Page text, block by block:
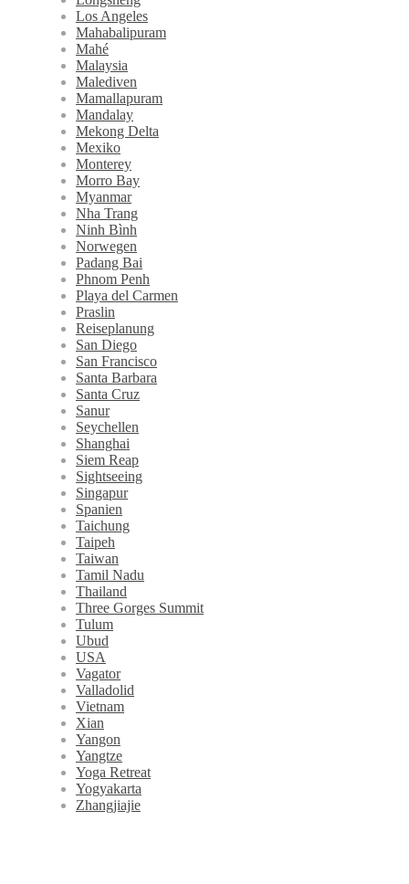
Los Angeles
Mahabalipuram
Mahé
Malaysia
Malediven
Mamallapuram
Mandalay
Mekong Delta
Mexiko
Monterey
Morro Bay
Myanmar
Nha Trang
Ninh Bình
Norwegen
Padang Bai
Phnom Penh
Playa del Carmen
Praslin
Reiseplanung
San Diego
San Francisco
Santa Barbara
Santa Cruz
Sanur
Seychellen
Shanghai
Siem Reap
Sightseeing
Singapur
Spanien
Taichung
Taipeh
Taiwan
Tamil Nadu
Thailand
Three Gorges Summit
Tulum
Ubud
USA
Vagator
Valladolid
Vietnam
Xian
Yangon
Yangtze
Yoga Retreat
Yogyakarta
Zhangjiajie